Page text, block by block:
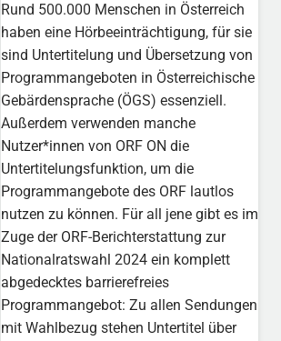
Rund 500.000 Menschen in Österreich
haben eine Hörbeeinträchtigung, für sie
sind Untertitelung und Übersetzung von
Programmangeboten in Österreichische
Gebärdensprache (ÖGS) essenziell.
Außerdem verwenden manche
Nutzer*innen von ORF ON die
Untertitelungsfunktion, um die
Programmangebote des ORF lautlos
nutzen zu können. Für all jene gibt es im
Zuge der ORF-Berichterstattung zur
Nationalratswahl 2024 ein komplett
abgedecktes barrierefreies
Programmangebot: Zu allen Sendungen
mit Wahlbezug stehen Untertitel über